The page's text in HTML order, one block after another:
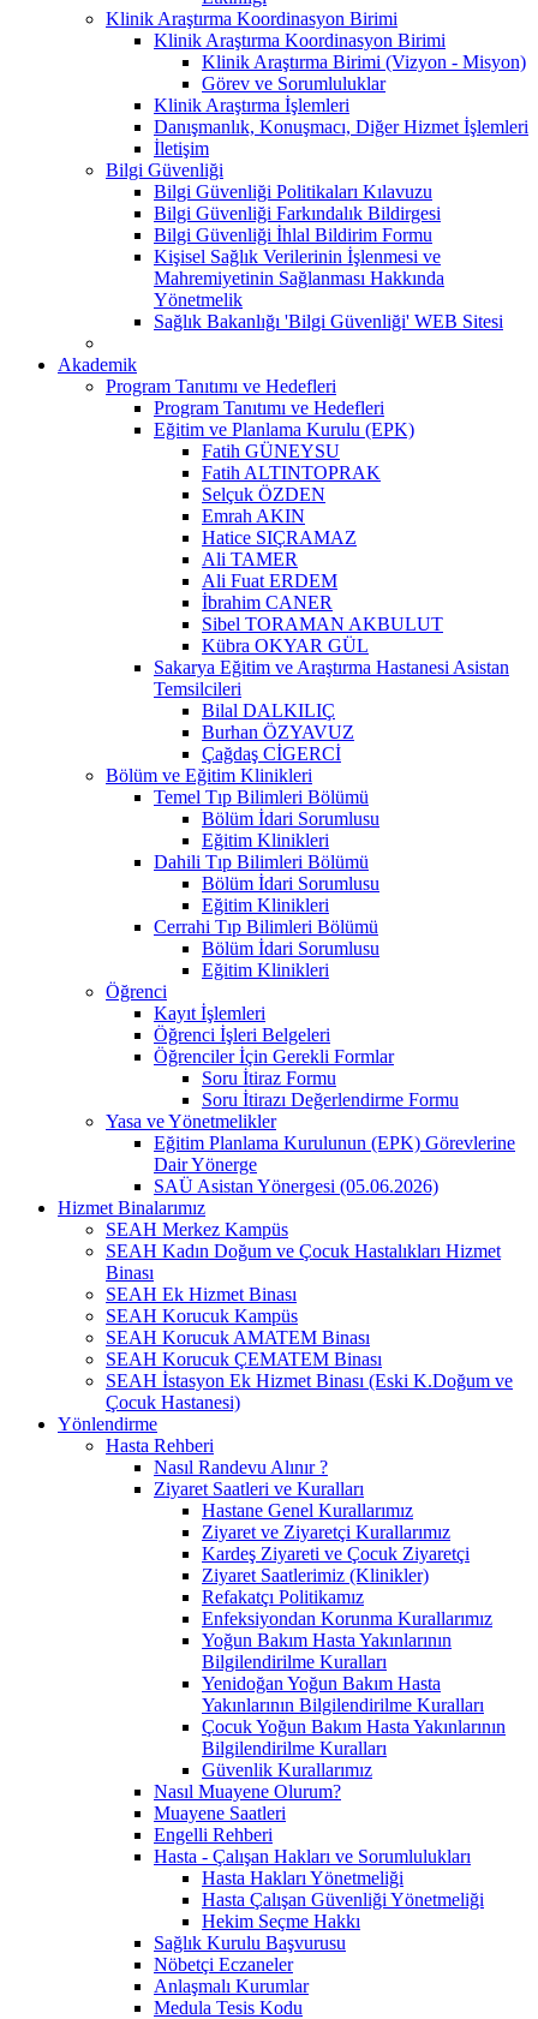
Klinik Araştırma Koordinasyon Birimi
Klinik Araştırma Koordinasyon Birimi
Klinik Araştırma Birimi (Vizyon - Misyon)
Görev ve Sorumluluklar
Klinik Araştırma İşlemleri
Danışmanlık, Konuşmacı, Diğer Hizmet İşlemleri
İletişim
Bilgi Güvenliği
Bilgi Güvenliği Politikaları Kılavuzu
Bilgi Güvenliği Farkındalık Bildirgesi
Bilgi Güvenliği İhlal Bildirim Formu
Kişisel Sağlık Verilerinin İşlenmesi ve
Mahremiyetinin Sağlanması Hakkında
Yönetmelik
Sağlık Bakanlığı 'Bilgi Güvenliği' WEB Sitesi
Akademik
Program Tanıtımı ve Hedefleri
Program Tanıtımı ve Hedefleri
Eğitim ve Planlama Kurulu (EPK)
Fatih GÜNEYSU
Fatih ALTINTOPRAK
Selçuk ÖZDEN
Emrah AKIN
Hatice SIÇRAMAZ
Ali TAMER
Ali Fuat ERDEM
İbrahim CANER
Sibel TORAMAN AKBULUT
Kübra OKYAR GÜL
Sakarya Eğitim ve Araştırma Hastanesi Asistan
Temsilcileri
Bilal DALKILIÇ
Burhan ÖZYAVUZ
Çağdaş CİGERCİ
Bölüm ve Eğitim Klinikleri
Temel Tıp Bilimleri Bölümü
Bölüm İdari Sorumlusu
Eğitim Klinikleri
Dahili Tıp Bilimleri Bölümü
Bölüm İdari Sorumlusu
Eğitim Klinikleri
Cerrahi Tıp Bilimleri Bölümü
Bölüm İdari Sorumlusu
Eğitim Klinikleri
Öğrenci
Kayıt İşlemleri
Öğrenci İşleri Belgeleri
Öğrenciler İçin Gerekli Formlar
Soru İtiraz Formu
Soru İtirazı Değerlendirme Formu
Yasa ve Yönetmelikler
Eğitim Planlama Kurulunun (EPK) Görevlerine
Dair Yönerge
SAÜ Asistan Yönergesi (05.06.2026)
Hizmet Binalarımız
SEAH Merkez Kampüs
SEAH Kadın Doğum ve Çocuk Hastalıkları Hizmet
Binası
SEAH Ek Hizmet Binası
SEAH Korucuk Kampüs
SEAH Korucuk AMATEM Binası
SEAH Korucuk ÇEMATEM Binası
SEAH İstasyon Ek Hizmet Binası (Eski K.Doğum ve
Çocuk Hastanesi)
Yönlendirme
Hasta Rehberi
Nasıl Randevu Alınır ?
Ziyaret Saatleri ve Kuralları
Hastane Genel Kurallarımız
Ziyaret ve Ziyaretçi Kurallarımız
Kardeş Ziyareti ve Çocuk Ziyaretçi
Ziyaret Saatlerimiz (Klinikler)
Refakatçı Politikamız
Enfeksiyondan Korunma Kurallarımız
Yoğun Bakım Hasta Yakınlarının
Bilgilendirilme Kuralları
Yenidoğan Yoğun Bakım Hasta
Yakınlarının Bilgilendirilme Kuralları
Çocuk Yoğun Bakım Hasta Yakınlarının
Bilgilendirilme Kuralları
Güvenlik Kurallarımız
Nasıl Muayene Olurum?
Muayene Saatleri
Engelli Rehberi
Hasta - Çalışan Hakları ve Sorumlulukları
Hasta Hakları Yönetmeliği
Hasta Çalışan Güvenliği Yönetmeliği
Hekim Seçme Hakkı
Sağlık Kurulu Başvurusu
Nöbetçi Eczaneler
Anlaşmalı Kurumlar
Medula Tesis Kodu